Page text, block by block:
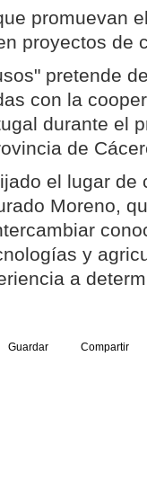
promuevan
proyectos de
pretende
con la
durante el
de
el lugar de
Moreno,
y
a
Guardar Compartir